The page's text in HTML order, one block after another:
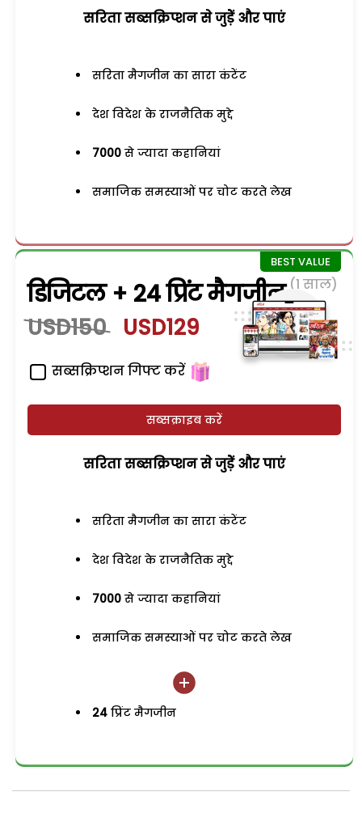
सरिता सब्सक्रिप्शन से जुड़ेें और पाएं
सरिता मैगजीन का सारा कंटेंट
देश विदेश के राजनैतिक मुद्दे
7000 से ज्यादा कहानियां
समाजिक समस्याओं पर चोट करते लेख
डिजिटल + 24 प्रिंट मैगजीन (1 साल)
USD150 USD129
सब्सक्रिप्शन गिफ्ट करें
सब्सक्राइब करें
सरिता सब्सक्रिप्शन से जुड़ेें और पाएं
सरिता मैगजीन का सारा कंटेंट
देश विदेश के राजनैतिक मुद्दे
7000 से ज्यादा कहानियां
समाजिक समस्याओं पर चोट करते लेख
24 प्रिंट मैगजीन